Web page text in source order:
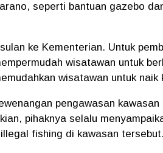
seperti bantuan gazebo
ke Kementerian. Untuk
wisatawan untuk
wisatawan untuk naik
pengawasan
pihaknya selalu
fishing di kawasan tersebut.